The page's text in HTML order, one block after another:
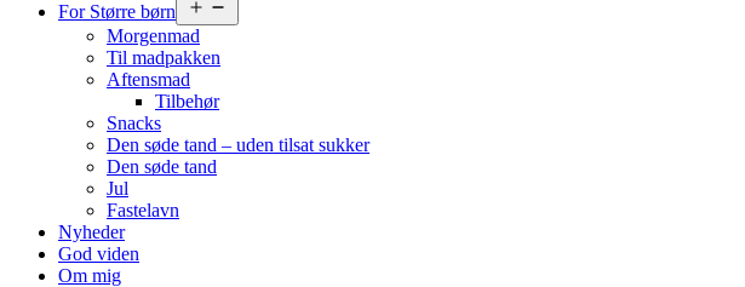
For Større børn
menu
Morgenmad
Til madpakken
Aftensmad
Tilbehør
Snacks
Den søde tand – uden tilsat sukker
Den søde tand
Jul
Fastelavn
Nyheder
God viden
Om mig